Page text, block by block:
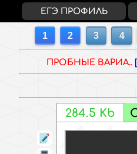
ПРОБНЫЕ ВАРИА..
2G0RE
ЕГЭ ПРОФИЛЬ